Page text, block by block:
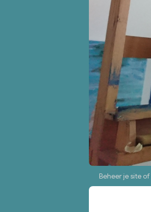
Beheer je site of